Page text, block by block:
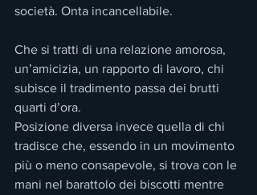
società. Onta incancellabile.
Che si tratti di una relazione amorosa,
un’amicizia, un rapporto di lavoro, chi
subisce il tradimento passa dei brutti
quarti d’ora.
Posizione diversa invece quella di chi
tradisce che, essendo in un movimento
più o meno consapevole, si trova con le
mani nel barattolo dei biscotti mentre